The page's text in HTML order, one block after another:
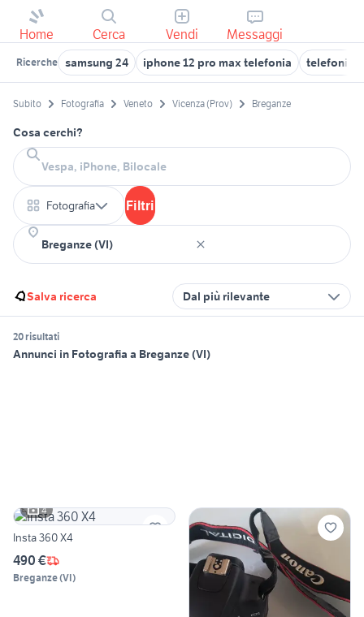
Home Cerca Vendi Messaggi
Ricerche samsung 24 iphone 12 pro max telefonia telefonia
Subito Fotografia Veneto Vicenza (Prov) Breganze
Cosa cerchi?
Fotografia Filtri
Salva ricerca Dal più rilevante
20 risultati
Annunci in Fotografia a Breganze (VI)
4
Insta 360 X4
490 €
Breganze(VI)